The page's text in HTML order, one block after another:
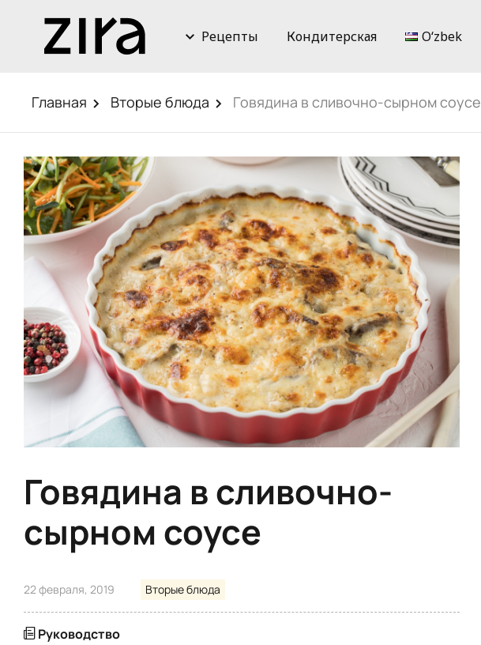
Рецепты Кондитерская Oʻzbek
Главная Вторые блюда Говядина в сливочно-сырном соусе
Говядина в сливочно-
сырном соусе
22 февраля, 2019 Вторые блюда
Руководство